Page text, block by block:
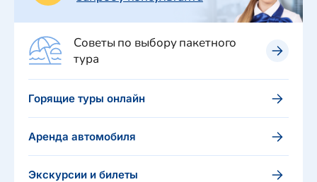
Советы по выбору пакетного
тура
Горящие туры онлайн
Аренда автомобиля
Экскурсии и билеты